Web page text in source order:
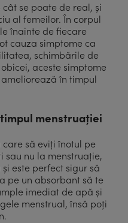
se poate de real, și
al femeilor. În corpul
înainte de fiecare
cauza simptome ca
schimbările de
aceste simptome
în timpul
menstruației
să eviți înotul pe
sau nu la menstruație,
este perfect sigur să
pe un absorbant să te
imediat de apă și
menstrual, însă poți